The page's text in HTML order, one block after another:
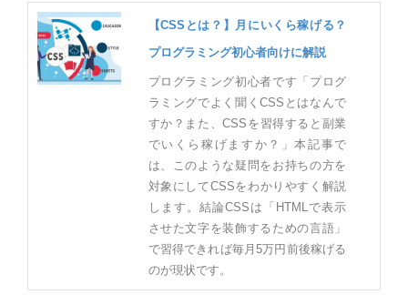
【CSSとは？】月にいくら稼げる？
プログラミング初心者向けに解説
プログラミング初心者です「プログ
ラミングでよく聞くCSSとはなんで
すか？また、CSSを習得すると副業
でいくら稼げますか？」本記事で
は、このような疑問をお持ちの方を
対象にしてCSSをわかりやすく解説
します。結論CSSは「HTMLで表示
させた文字を装飾するための言語」
で習得できれば毎月5万円前後稼げる
のが現状です。